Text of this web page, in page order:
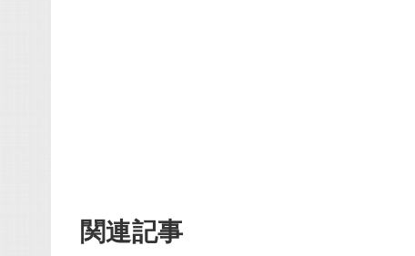
関連記事